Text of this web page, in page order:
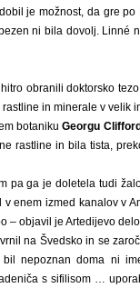
je možnost, da gre
ni bila dovolj. Linné
obranili doktorsko
in minerale v
botaniku Georgu
rastline in bila tista,
pa ga je doletela tudi
v enem izmed kanalov v
– objavil je Artedijevo
na Švedsko in se
nepoznan doma ni
s sifilisom …